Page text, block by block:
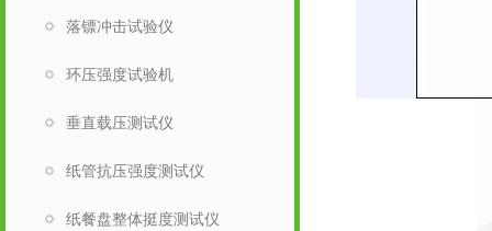
落镖冲击试验仪
环压强度试验机
垂直载压测试仪
纸管抗压强度测试仪
纸餐盘整体挺度测试仪